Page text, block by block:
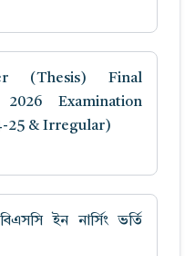
(Thesis) Final
Examination
25 & Irregular)
ইন নার্সিং ভর্তি